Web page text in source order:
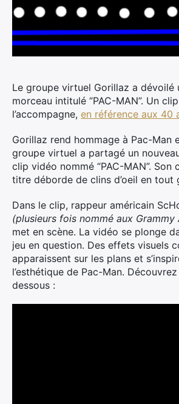
Le groupe virtuel Gorillaz a dévoilé
morceau intitulé “PAC-MAN”. Un
l’accompagne, en référence aux 40
Gorillaz rend hommage à Pac-Man
groupe virtuel a partagé un
clip vidéo nommé “PAC-MAN”. Son
titre déborde de clins d’oeil en tout
Dans le clip, rappeur américain
(plusieurs fois nommé aux Grammy
met en scène. La vidéo se plonge
jeu en question. Des effets visuels
apparaissent sur les plans et
l’esthétique de Pac-Man.
dessous :